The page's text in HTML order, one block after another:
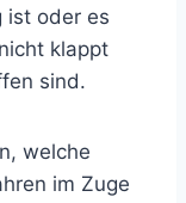
ist oder es
klappt
sind.
welche
im Zuge